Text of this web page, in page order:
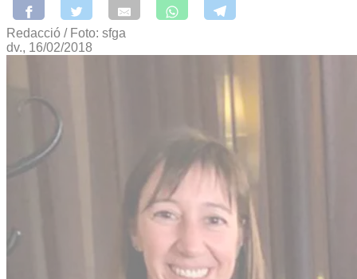
Redacció / Foto: sfga
dv., 16/02/2018